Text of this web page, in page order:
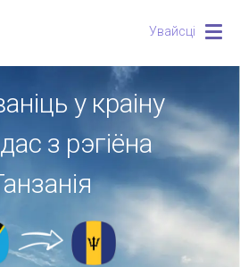
Увайсці
у краіну
з рэгіёна